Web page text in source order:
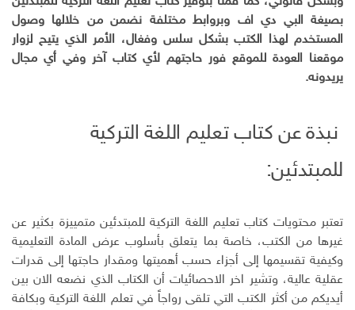
بصيغة البي دي اف وبروابط مختلفة نضمن من خلالها وصول
المستخدم لهذا الكتب بشكل سلس وفغال، الأمر الذي يتيح لزوار
موقعنا العودة للموقع فور حاجتهم لأي كتاب آخر وفي أي مجال
يريدونه.
نبذة عن كتاب تعليم اللغة التركية
للمبتدئين:
تعتبر محتويات كتاب تعليم اللغة التركية للمبتدئين متمييزة بكثير عن
غيرها من الكتب، خاصة بما يتعلق بأسلوب عرض المادة التعليمية
وكيفية تقسيمها إلى أجزاء حسب أهميتها ومقدار حاجتها إلى قدرات
عقلية عالية، وتشير اخر الاحصائيات أن الكتاب الذي نضعه الان بين
أيديكم من أكثر الكتب التي تلقى رواجاً في تعلم اللغة التركية وبكافة